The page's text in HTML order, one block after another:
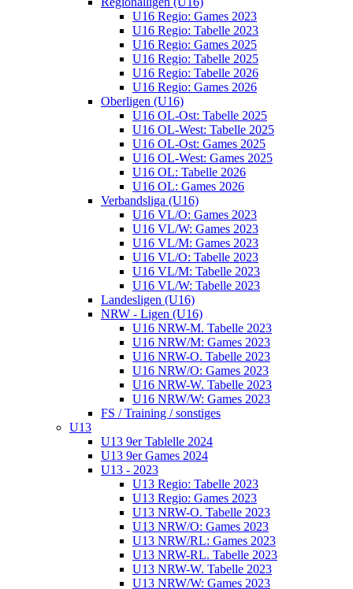
U16 Regio: Games 2023
U16 Regio: Tabelle 2023
U16 Regio: Games 2025
U16 Regio: Tabelle 2025
U16 Regio: Tabelle 2026
U16 Regio: Games 2026
Oberligen (U16)
U16 OL-Ost: Tabelle 2025
U16 OL-West: Tabelle 2025
U16 OL-Ost: Games 2025
U16 OL-West: Games 2025
U16 OL: Tabelle 2026
U16 OL: Games 2026
Verbandsliga (U16)
U16 VL/O: Games 2023
U16 VL/W: Games 2023
U16 VL/M: Games 2023
U16 VL/O: Tabelle 2023
U16 VL/M: Tabelle 2023
U16 VL/W: Tabelle 2023
Landesligen (U16)
NRW - Ligen (U16)
U16 NRW-M. Tabelle 2023
U16 NRW/M: Games 2023
U16 NRW-O. Tabelle 2023
U16 NRW/O: Games 2023
U16 NRW-W. Tabelle 2023
U16 NRW/W: Games 2023
FS / Training / sonstiges
U13
U13 9er Tablelle 2024
U13 9er Games 2024
U13 - 2023
U13 Regio: Tabelle 2023
U13 Regio: Games 2023
U13 NRW-O. Tabelle 2023
U13 NRW/O: Games 2023
U13 NRW/RL: Games 2023
U13 NRW-RL. Tabelle 2023
U13 NRW-W. Tabelle 2023
U13 NRW/W: Games 2023